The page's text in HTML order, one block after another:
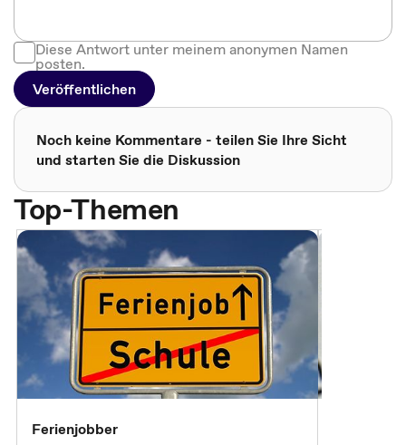
Diese Antwort unter meinem anonymen Namen
posten.
Veröffentlichen
Noch keine Kommentare - teilen Sie Ihre Sicht
und starten Sie die Diskussion
Top-Themen
Ferienjobber